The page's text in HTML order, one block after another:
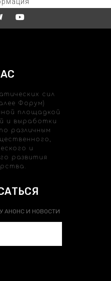
сил
Форум)
площадкой
и выработки
различным
и
развития
АНОНС И НОВОСТИ